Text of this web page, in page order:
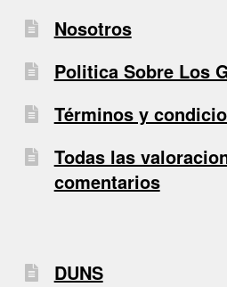
Nosotros
Politica Sobre Los
Términos y
Todas las
comentarios
DUNS